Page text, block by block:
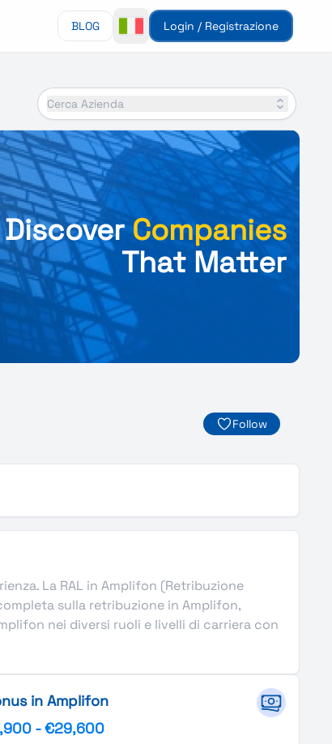
BLOG Login / Registrazione
Cerca Azienda
DiscoverCompanies
That Matter
Follow
La RAL in Amplifon (Retribuzione
sulla retribuzione in Amplifon,
nei diversi ruoli e livelli di carriera con
in Amplifon
-€29,600